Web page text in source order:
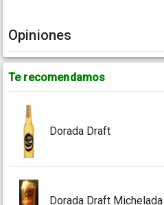
Opiniones
Te recomendamos
Dorada Draft
Dorada Draft